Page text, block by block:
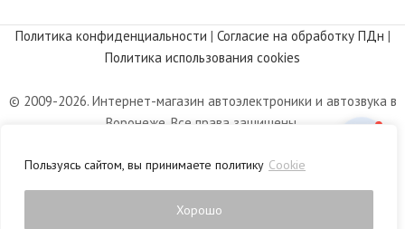
Пользуясь сайтом, вы принимаете политику Cookie
Хорошо
Политика конфиденциальности | Согласие на обработку ПДн |
Политика использования cookies
© 2009-2026. Интернет-магазин автоэлектроники и автозвука в
Воронеже. Все права защищены.
характер и не является публичной офертой, определяемой
положениями статьи 437 Гражданского кодекса РФ.